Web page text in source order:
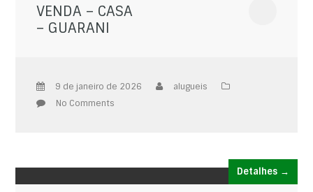
VENDA – CASA
– GUARANI
9 de janeiro de 2026
alugueis
No Comments
Detalhes →